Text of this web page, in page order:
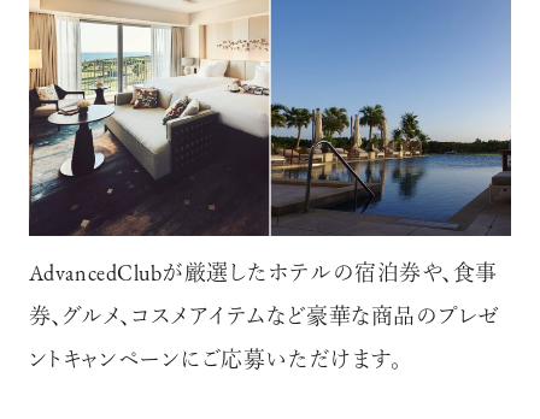
AdvancedClubが厳選したホテルの宿泊券や、食事
券、グルメ、コスメアイテムなど豪華な商品のプレゼ
ントキャンペーンにご応募いただけます。